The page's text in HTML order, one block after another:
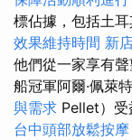
標佔據，包括土
效果維持時間 新
他們從一家享有
船冠軍阿爾·佩萊
與需求 Pellet）受
台中頭部放鬆按摩